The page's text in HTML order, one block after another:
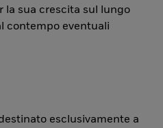
la sua crescita sul lungo
contempo eventuali
esclusivamente a